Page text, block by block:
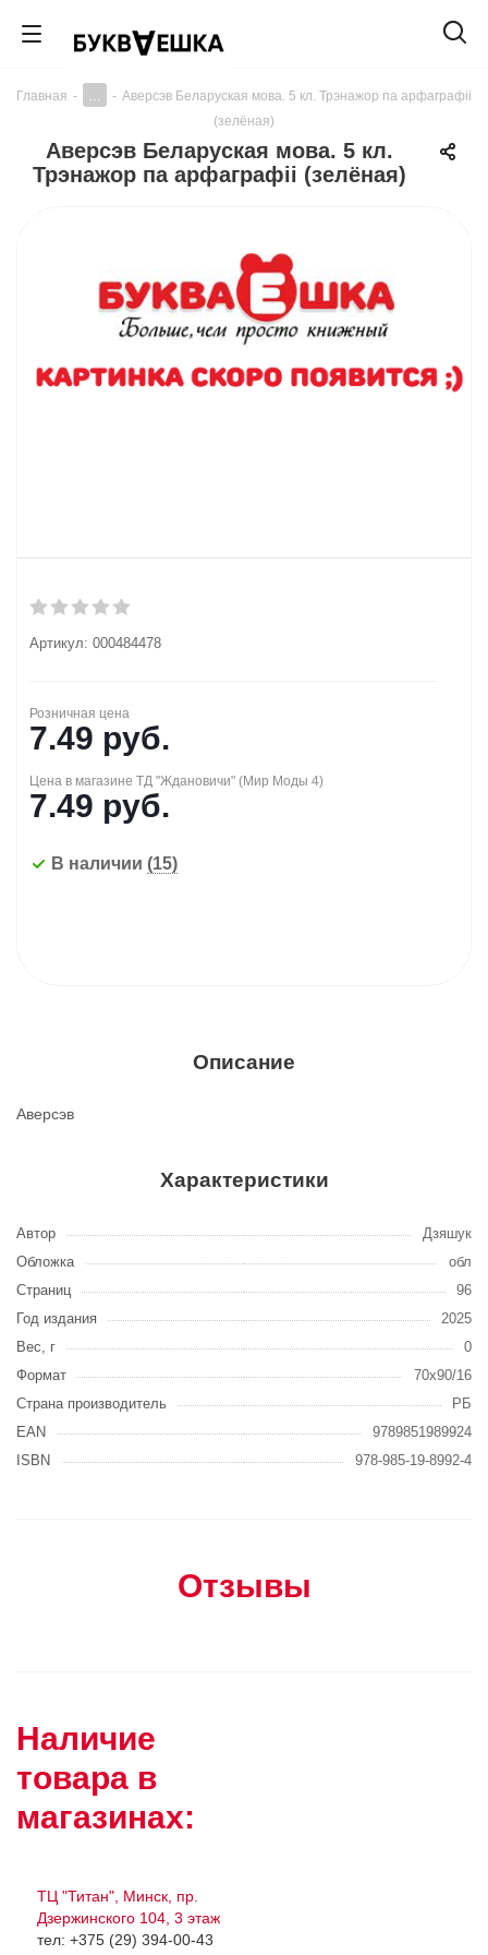
Главная - - Аверсэв Беларуская мова. 5 кл. Трэнажор па арфаграфii
(зелёная)
Аверсэв Беларуская мова. 5 кл.
Трэнажор па арфаграфii (зелёная)
Артикул: 000484478
Розничная цена
7.49 руб.
Цена в магазине ТД "Ждановичи" (Мир Моды 4)
7.49 руб.
В наличии (15)
Описание
Аверсэв
Характеристики
Автор
Дзяшук
Обложка
обл
Страниц
96
Год издания
2025
Вес, г
0
Формат
70х90/16
Страна производитель
РБ
EAN
9789851989924
ISBN
978-985-19-8992-4
Отзывы
Наличие
товара в
магазинах:
ТЦ "Титан", Минск, пр.
Дзержинского 104, 3 этаж
тел: +375 (29) 394-00-43